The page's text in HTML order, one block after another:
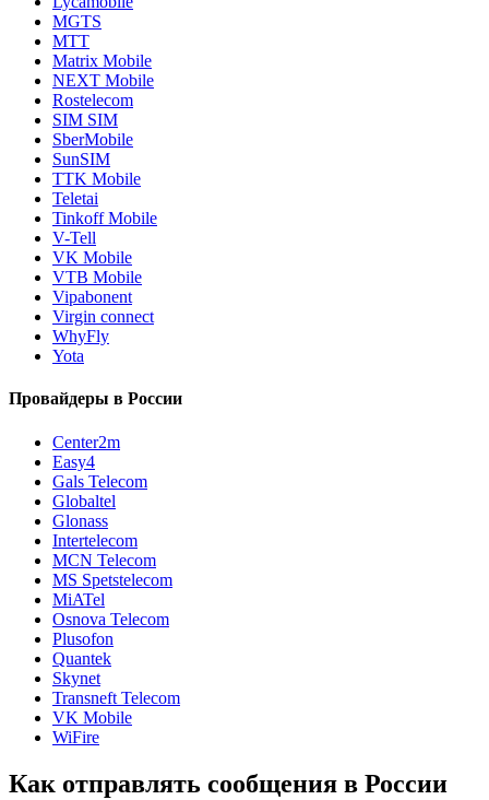
MGTS
MTT
Matrix Mobile
NEXT Mobile
Rostelecom
SIM SIM
SberMobile
SunSIM
TTK Mobile
Teletai
Tinkoff Mobile
V-Tell
VK Mobile
VTB Mobile
Vipabonent
Virgin connect
WhyFly
Yota
Провайдеры в России
Center2m
Easy4
Gals Telecom
Globaltel
Glonass
Intertelecom
MCN Telecom
MS Spetstelecom
MiATel
Osnova Telecom
Plusofon
Quantek
Skynet
Transneft Telecom
VK Mobile
WiFire
Как отправлять сообщения в России